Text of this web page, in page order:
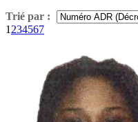
Trié par :
1 234567